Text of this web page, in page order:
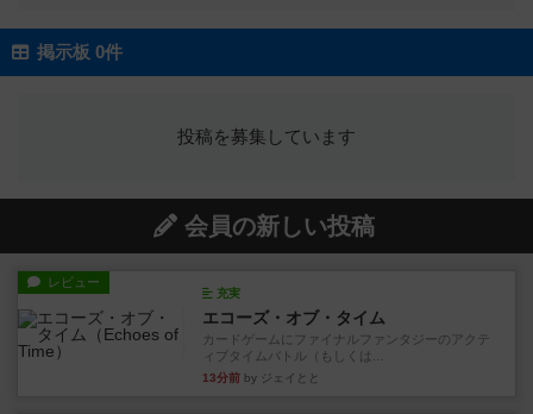
掲示板 0件
投稿を募集しています
会員の新しい投稿
レビュー
充実
エコーズ・オブ・タイム
カードゲームにファイナルファンタジーのアクテ
ィブタイムバトル（もしくは...
13分前 by ジェイとと